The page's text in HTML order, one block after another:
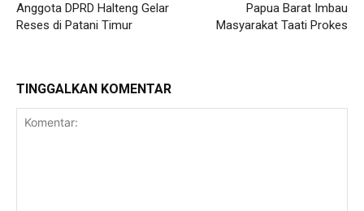
Anggota DPRD Halteng Gelar
Reses di Patani Timur
Papua Barat Imbau
Masyarakat Taati Prokes
TINGGALKAN KOMENTAR